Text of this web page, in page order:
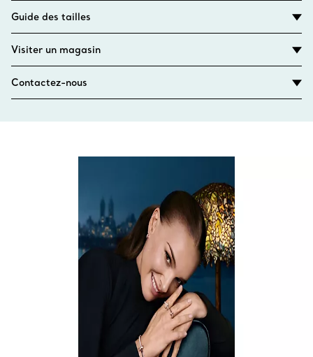
Guide des tailles
Visiter un magasin
Contactez-nous